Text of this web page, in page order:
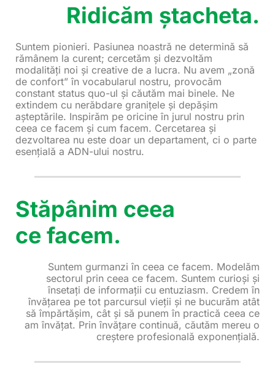
Ridicăm ștacheta.
Suntem pionieri. Pasiunea noastră ne determină să
rămânem la curent; cercetăm și dezvoltăm
modalități noi și creative de a lucra. Nu avem „zonă
de confort” în vocabularul nostru, provocăm
constant status quo-ul și căutăm mai binele. Ne
extindem cu nerăbdare granițele și depășim
așteptările. Inspirăm pe oricine în jurul nostru prin
ceea ce facem și cum facem. Cercetarea și
dezvoltarea nu este doar un departament, ci o parte
esențială a ADN-ului nostru.
Suntem gurmanzi în ceea ce facem. Modelăm
sectorul prin ceea ce facem. Suntem curioși și
însetați de informații cu entuziasm. Credem în
învățarea pe tot parcursul vieții și ne bucurăm atât
să împărtășim, cât și să punem în practică ceea ce
am învățat. Prin învățare continuă, căutăm mereu o
creștere profesională exponențială.
Stăpânim ceea
ce facem.